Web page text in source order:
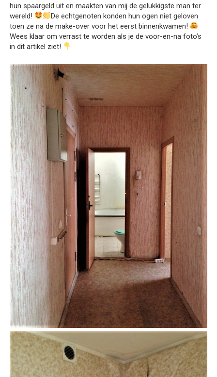
hun spaargeld uit en maakten van mij de gelukkigste man ter
wereld!
De echtgenoten konden hun ogen niet geloven
toen ze na de make-over voor het eerst binnenkwamen!
Wees klaar om verrast te worden als je de voor-en-na foto’s
in dit artikel ziet!